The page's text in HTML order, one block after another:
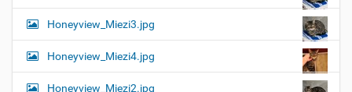
Honeyview_Miezi3.jpg
Honeyview_Miezi4.jpg
Honeyview_Miezi2.jpg